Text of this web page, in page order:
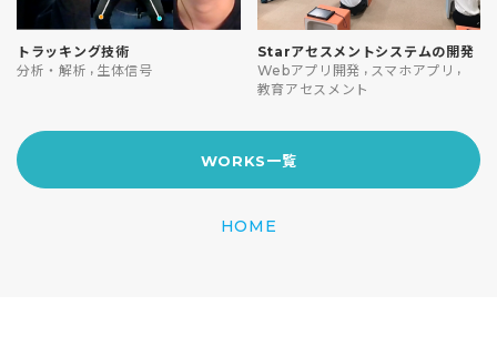
トラッキング技術
分析・解析 , 生体信号
Starアセスメントシステムの開発
Webアプリ開発 , スマホアプリ ,
教育アセスメント
WORKS一覧
HOME